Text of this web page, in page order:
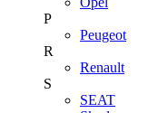
P
Peugeot
R
Renault
S
SEAT